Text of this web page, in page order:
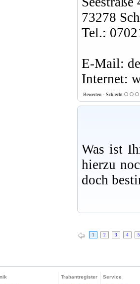
73278
Tel.:
E-Mail:
Internet:
Bewerten - Schlecht
Was ist
hierzu
doch
1 2 3 4 5
Trabantregister
Service